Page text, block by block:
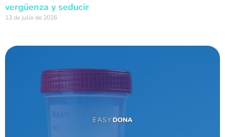
vergüenza y seducir
13 de julio de 2026